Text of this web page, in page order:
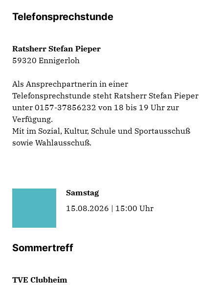
Telefonsprechstunde
Ratsherr Stefan Pieper
59320 Ennigerloh
Als Ansprechpartnerin in einer
Telefonsprechstunde steht Ratsherr Stefan Pieper
unter 0157-37856232 von 18 bis 19 Uhr zur
Verfügung.
Mit im Sozial, Kultur, Schule und Sportausschuß
sowie Wahlausschuß.
Samstag
15.08.2026 | 15:00 Uhr
Sommertreff
TVE Clubheim